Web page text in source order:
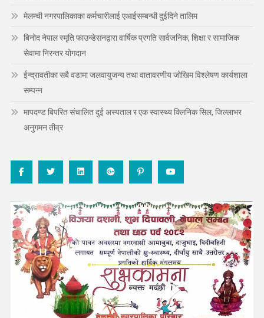
मेलम्ची नगरपालिकाका कर्मचारीलाई एआईसम्बन्धी दुईदिने तालिम
बिनोद नेपाल स्मृति फाउन्डेसनद्वारा वार्षिक प्रगति सार्वजनिक, शिक्षा र सामाजिक
सेवामा निरन्तर योगदान
ईन्द्रावतीका सबै वडामा जलवायुजन्य तथा वातावरणीय जोखिम विश्लेषण कार्यशाला
सम्पन्न
मापदण्ड बिपरित संचालित दुई अस्पताल र एक स्वास्थ्य क्लिनिक सिल, जिल्लाभर
अनुगमन तीव्र